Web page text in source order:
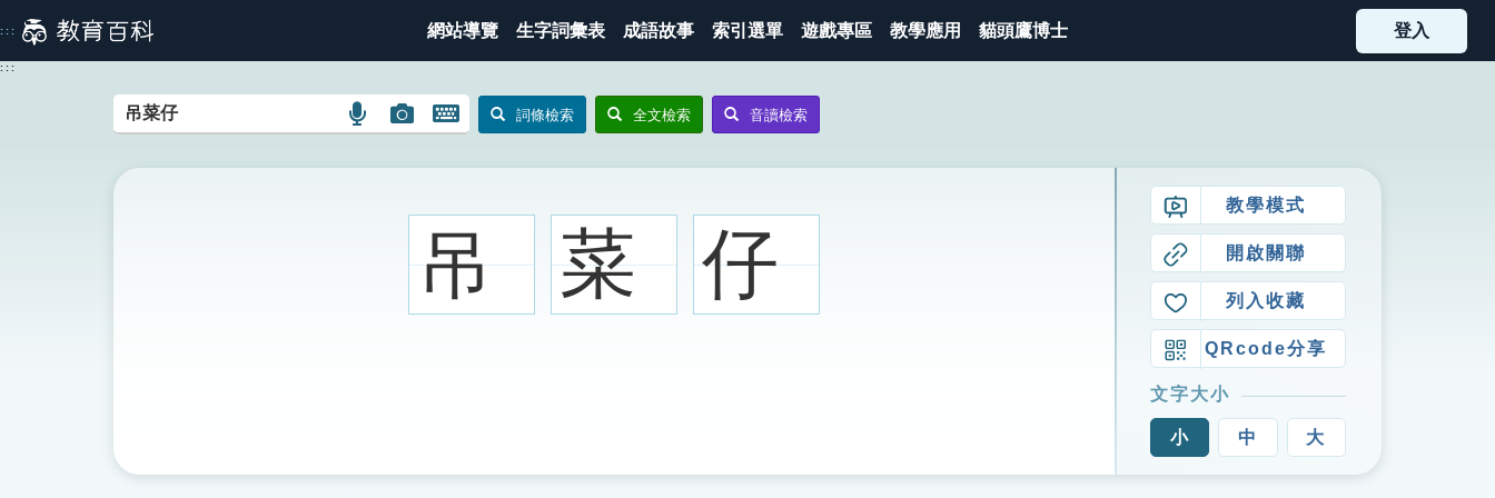
到
主
::: 網站導覽 生字詞彙表 成語故事 索引選單 遊戲專區 教學應用 貓頭鷹博士 登入
:::
語
搜
圖
搜
圖
開
鍵
圖
示
詞條檢索 全文檢索 音讀檢索
吊 菜 仔
教學模式
開啟關聯
列入收藏
QRcode分享
文字大小
小 中 大